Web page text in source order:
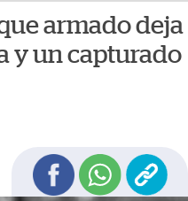
armado deja
y un capturado